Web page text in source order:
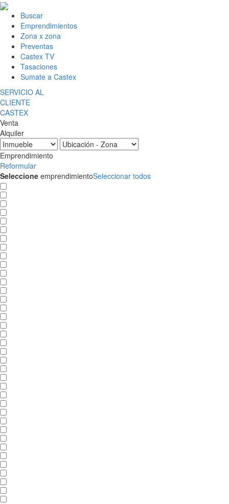
Buscar
Emprendimientos
Zona x zona
Preventas
Castex TV
Tasaciones
Sumate a Castex
SERVICIO AL
CLIENTE
CASTEX
Venta
Alquiler
Emprendimiento
Reformular
Seleccione emprendimientoSeleccionar todos